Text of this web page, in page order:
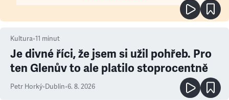
Kultura•11 minut
Je divné říci, že jsem si užil pohřeb. Pro
ten Glenův to ale platilo stoprocentně
Petr Horký•Dublin•6. 8. 2026